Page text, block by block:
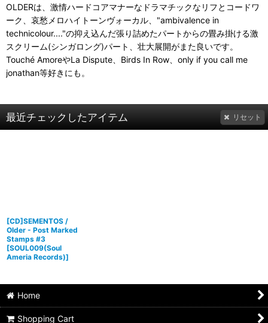
OLDERは、激情ハードコアマナーなドラマチックなリフとコードワ
ーク、哀愁メロハイトーンヴォーカル、"ambivalence in
technicolour...."の抑え込んだ張り詰めたパートからの畳み掛ける激
スクリーム(シンガロング)パート、壮大展開がまた良いです。
Touché AmoreやLa Dispute、Birds In Row、only if you call me
jonathan等好きにも。
最近チェックしたアイテム リセット
[CD]SEMENTOS /
Older - Post Marked
Stamps #3
[SOUL009(Soul
Ameria Records)]
Home
Shopping Cart